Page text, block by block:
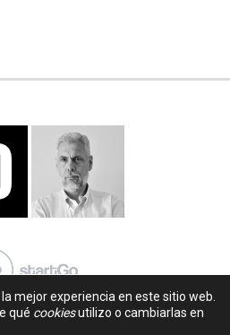
mejor experiencia en este sitio web.
qué cookiesutilizo o cambiarlas en